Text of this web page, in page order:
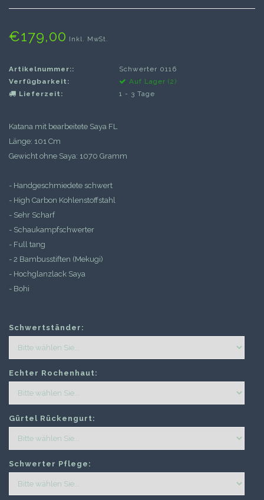
€179,00 Inkl. MwSt.
Artikelnummer::
Schwerter 0116
Verfügbarkeit:
Auf Lager (2)
Lieferzeit:
1 - 3 Tage
Katana mit bearbeitete Saya FL
Länge: 101 Cm
Gewicht ohne Saya: 1070 Gramm
- Handgeschmiedete schwert
- High Carbon Kohlenstoffstahl
- Sehr Scharf
- Schaukampfschwerter
- Full tang
- 2 Bambusstiften (Mekugi)
- Hochglanzlack Saya
- Bohi
Schwertständer:
Echter Rochenhaut:
Gürtel Rückengurt:
Schwerter Pflege: